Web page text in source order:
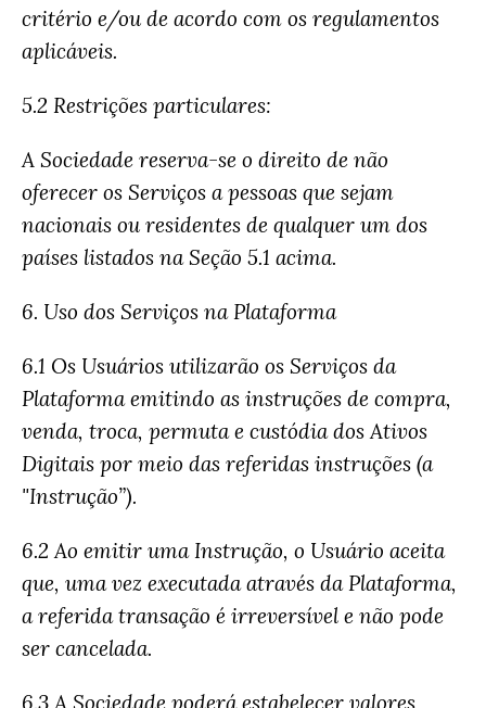
critério e/ou de acordo com os regulamentos
aplicáveis.
5.2 Restrições particulares:
A Sociedade reserva-se o direito de não
oferecer os Serviços a pessoas que sejam
nacionais ou residentes de qualquer um dos
países listados na Seção 5.1 acima.
6. Uso dos Serviços na Plataforma
6.1 Os Usuários utilizarão os Serviços da
Plataforma emitindo as instruções de compra,
venda, troca, permuta e custódia dos Ativos
Digitais por meio das referidas instruções (a
"Instrução”).
6.2 Ao emitir uma Instrução, o Usuário aceita
que, uma vez executada através da Plataforma,
a referida transação é irreversível e não pode
ser cancelada.
6.3 A Sociedade poderá estabelecer valores